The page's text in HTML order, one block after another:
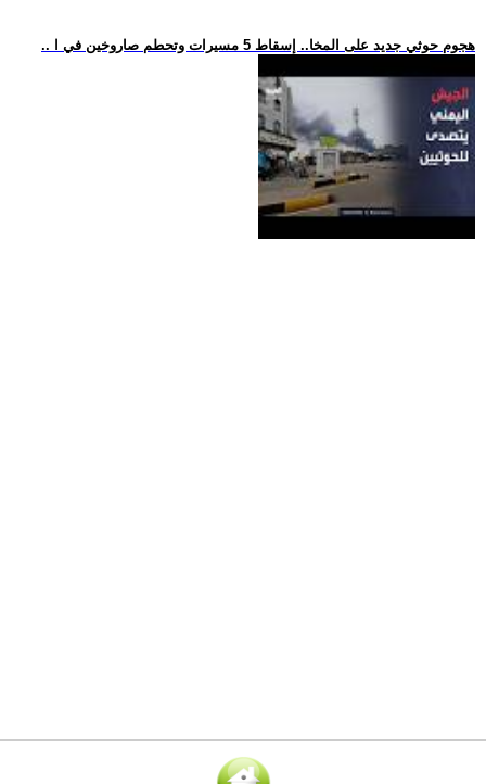
.. هجوم حوثي جديد على المخا.. إسقاط 5 مسيرات وتحطم صاروخين في ا